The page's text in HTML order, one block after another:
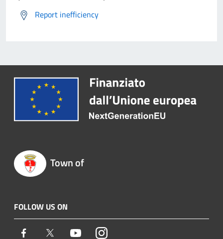
Report inefficiency
Town of
FOLLOW US ON
Facebook Twitter YoutubeInstagram